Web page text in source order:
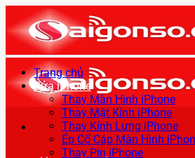
qua
nội
dung
Trang chủ
Sửa iPhone
Thay Màn Hình iPhone
Thay Mặt Kính iPhone
Thay Kính Lưng iPhone
Ép Cổ Cáp Màn Hình
Thay Pin iPhone